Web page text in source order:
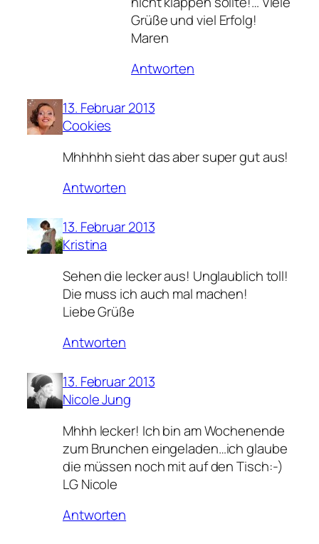
Grüße und viel Erfolg!
Maren
Antworten
13. Februar 2013
Cookies
Mhhhhh sieht das aber super gut aus!
Antworten
13. Februar 2013
Kristina
Sehen die lecker aus! Unglaublich toll!
Die muss ich auch mal machen!
Liebe Grüße
Antworten
13. Februar 2013
Nicole Jung
Mhhh lecker! Ich bin am Wochenende
zum Brunchen eingeladen…ich glaube
die müssen noch mit auf den Tisch:-)
LG Nicole
Antworten